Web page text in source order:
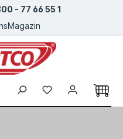
- 77 66 55 1
Magazin
Du hast 0